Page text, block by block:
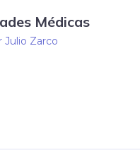
Médicas
Julio Zarco